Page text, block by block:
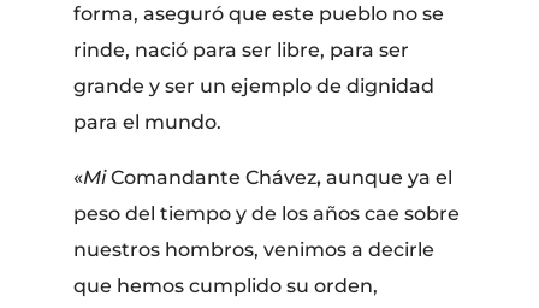
forma, aseguró que este pueblo no se
rinde, nació para ser libre, para ser
grande y ser un ejemplo de dignidad
para el mundo.
«MiComandante Chávez, aunque ya el
peso del tiempo y de los años cae sobre
nuestros hombros, venimos a decirle
que hemos cumplido su orden,